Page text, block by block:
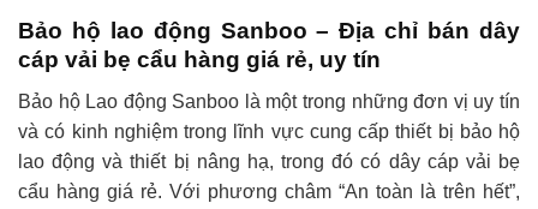
Bảo hộ lao động Sanboo – Địa chỉ bán dây
cáp vải bẹ cẩu hàng giá rẻ, uy tín
Bảo hộ Lao động Sanboo là một trong những đơn vị uy tín
và có kinh nghiệm trong lĩnh vực cung cấp thiết bị bảo hộ
lao động và thiết bị nâng hạ, trong đó có dây cáp vải bẹ
cẩu hàng giá rẻ. Với phương châm “An toàn là trên hết”,